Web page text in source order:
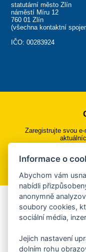
statutární město Zlín
náměstí Míru 12
760 01 Zlín
(všechna kontaktní
IČO: 00283924
Zaregistrujte svou
Chcete dostávat do
ankety,
Informace o
Abychom vám
nabídli
anonymně
soubory cookies,
sociální média,
Jejich nastavení
dolním rohu